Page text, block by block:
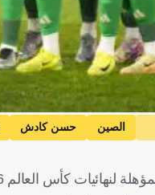
الصين حسن كادش
لنهائيات كأس العالم 2026.